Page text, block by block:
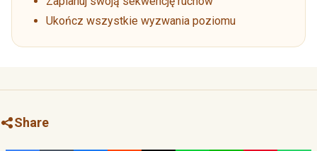
Ukończ wszystkie wyzwania poziomu
Share